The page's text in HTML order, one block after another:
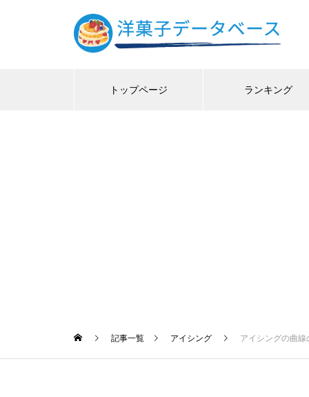
トップページ ランキング
記事一覧 アイシング アイシングの曲